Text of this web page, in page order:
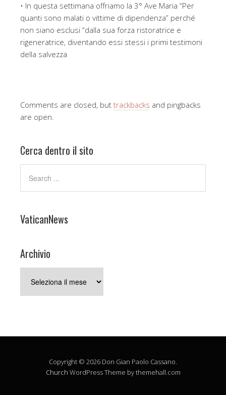
• In questa settimana offriamo la 3° Ave Maria “Per
quanti sono malati o vittime di dipendenza” perché
non siano esclusi “dalla sua forza ristoratrice e
rigeneratrice, diventando essi stessi i primi testimoni
della salvezza
Comments are closed, but trackbacks and pingbacks
are open.
Cerca dentro il sito
VaticanNews
Archivio
Copyright © 2026 Don Gian Paolo Cassano.
Church WordPress Theme by themehall.com